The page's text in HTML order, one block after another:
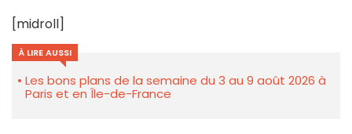
[midroll]
À LIRE AUSSI
Les bons plans de la semaine du 3 au 9 août 2026 à
Paris et en Île-de-France